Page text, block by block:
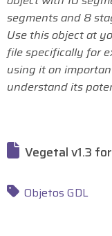
segments and 8
Use this object at
file specifically for
using it on
understand its
Vegetal v1.3 for
Objetos GDL